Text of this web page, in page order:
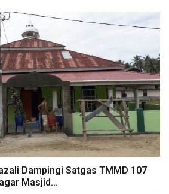
Dampingi Satgas TMMD 107
Masjid…